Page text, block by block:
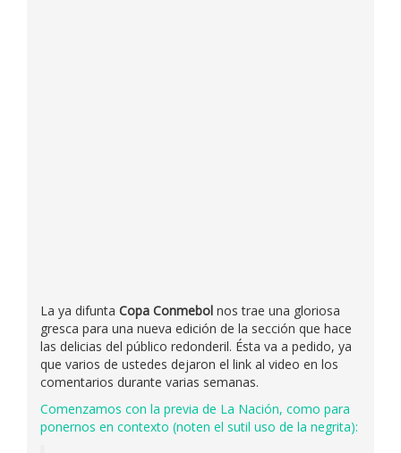
La ya difunta Copa Conmebol nos trae una gloriosa
gresca para una nueva edición de la sección que hace
las delicias del público redonderil. Ésta va a pedido, ya
que varios de ustedes dejaron el link al video en los
comentarios durante varias semanas.
Comenzamos con la previa de La Nación, como para
ponernos en contexto (noten el sutil uso de la negrita):